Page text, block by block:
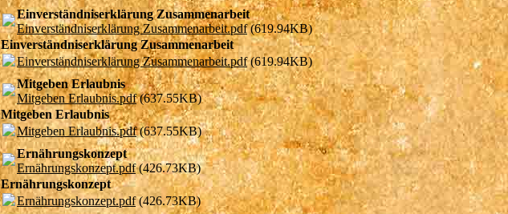
Einverständniserklärung Zusammenarbeit
Einverständniserklärung Zusammenarbeit.pdf(619.94KB)
Einverständniserklärung Zusammenarbeit
Einverständniserklärung Zusammenarbeit.pdf(619.94KB)
Mitgeben Erlaubnis
Mitgeben Erlaubnis.pdf(637.55KB)
Mitgeben Erlaubnis
Mitgeben Erlaubnis.pdf(637.55KB)
Ernährungskonzept
Ernährungskonzept.pdf(426.73KB)
Ernährungskonzept
Ernährungskonzept.pdf(426.73KB)